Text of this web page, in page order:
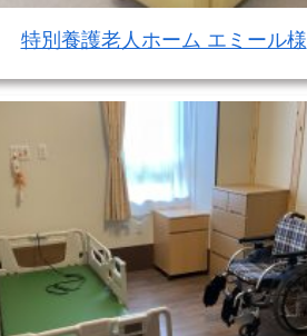
特別養護老人ホーム エミール様